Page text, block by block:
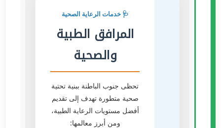
🩺 خدمات الرعاية الصحية
المرافق الطبية
والصحية
تحظى جنوب الباطنة ببنية تحتية
صحية متطورة تهدف إلى تقديم
أفضل مستويات الرعاية الطبية،
ومن أبرز معالمها: